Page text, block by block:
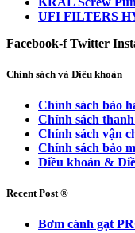
UFI FILTERS
Facebook-f Twitter
Chính sách và Điều khoản
Chính sách bảo
Chính sách
Chính sách vận
Chính sách bảo
Điều khoản &
Recent Post ®
Bơm cánh gạt